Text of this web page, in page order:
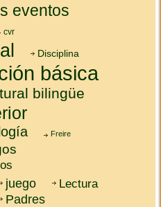
eventos
cvr
Disciplina
básica
bilingüe
Freire
juego Lectura
Padres